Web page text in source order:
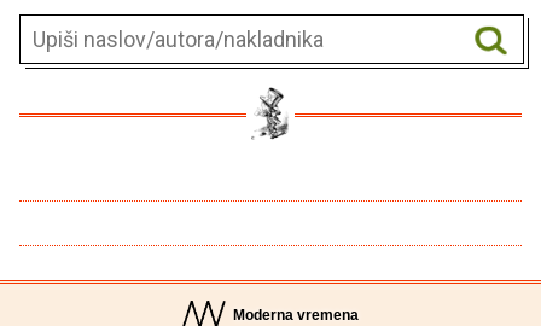
Moderna vremena